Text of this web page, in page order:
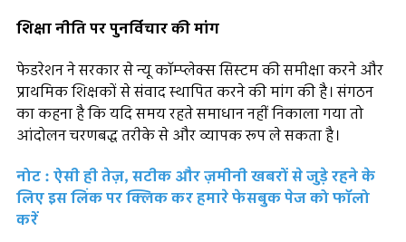
शिक्षा नीति पर पुनर्विचार की मांग
फेडरेशन ने सरकार से न्यू कॉम्प्लेक्स सिस्टम की समीक्षा करने और
प्राथमिक शिक्षकों से संवाद स्थापित करने की मांग की है। संगठन
का कहना है कि यदि समय रहते समाधान नहीं निकाला गया तो
आंदोलन चरणबद्ध तरीके से और व्यापक रूप ले सकता है।
नोट : ऐसी ही तेज़, सटीक और ज़मीनी खबरों से जुड़े रहने के
लिए इस लिंक पर क्लिक कर हमारे फेसबुक पेज को फॉलो
करें